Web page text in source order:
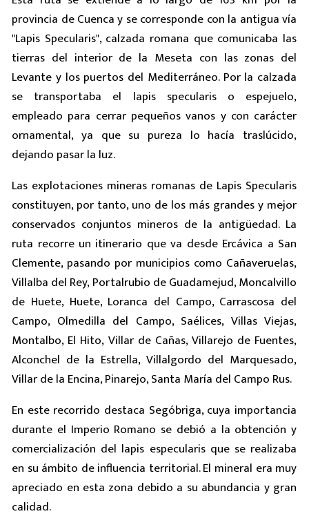
provincia de Cuenca y se corresponde con la antigua vía
"Lapis Specularis", calzada romana que comunicaba las
tierras del interior de la Meseta con las zonas del
Levante y los puertos del Mediterráneo. Por la calzada
se transportaba el lapis specularis o espejuelo,
empleado para cerrar pequeños vanos y con carácter
ornamental, ya que su pureza lo hacía traslúcido,
dejando pasar la luz.
Las explotaciones mineras romanas de Lapis Specularis
constituyen, por tanto, uno de los más grandes y mejor
conservados conjuntos mineros de la antigüedad. La
ruta recorre un itinerario que va desde Ercávica a San
Clemente, pasando por municipios como Cañaveruelas,
Villalba del Rey, Portalrubio de Guadamejud, Moncalvillo
de Huete, Huete, Loranca del Campo, Carrascosa del
Campo, Olmedilla del Campo, Saélices, Villas Viejas,
Montalbo, El Hito, Villar de Cañas, Villarejo de Fuentes,
Alconchel de la Estrella, Villalgordo del Marquesado,
Villar de la Encina, Pinarejo, Santa María del Campo Rus.
En este recorrido destaca Segóbriga, cuya importancia
durante el Imperio Romano se debió a la obtención y
comercialización del lapis especularis que se realizaba
en su ámbito de influencia territorial. El mineral era muy
apreciado en esta zona debido a su abundancia y gran
calidad.